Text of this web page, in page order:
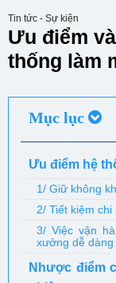
Tin tức - Sự kiện
Ưu điểm
thống làm
Mục lục
Ưu điểm hệ
1/ Giữ không
2/ Tiết kiệm chi
3/ Việc vận
xưởng dễ dàng
Nhược điểm